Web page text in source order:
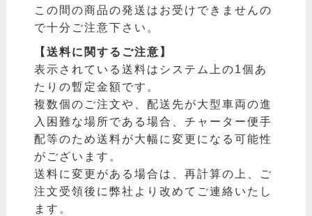
この間の商品の発送はお受けできませんの
で十分ご注意下さい。
【送料に関するご注意】
表示されている送料はシステム上の1個あ
たりの暫定金額です。
複数個のご注文や、配送先が大型車両の進
入困難な場所である場合、チャーター便手
配等のため送料が大幅に変更になる可能性
がございます。
送料に変更がある場合は、再計算の上、ご
注文受領後に弊社より改めてご連絡いたし
ます。